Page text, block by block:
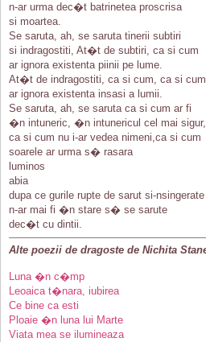
n-ar urma dec�t batrinetea proscrisa
si moartea.
Se saruta, ah, se saruta tinerii subtiri
si indragostiti, At�t de subtiri, ca si cum
ar ignora existenta piinii pe lume.
At�t de indragostiti, ca si cum, ca si cum
ar ignora existenta insasi a lumii.
Se saruta, ah, se saruta ca si cum ar fi
�n intuneric, �n intunericul cel mai sigur,
ca si cum nu i-ar vedea nimeni,ca si cum
soarele ar urma s� rasara
luminos
abia
dupa ce gurile rupte de sarut si-nsingerate
n-ar mai fi �n stare s� se sarute
dec�t cu dintii.
Alte poezii de dragoste de Nichita
Luna �n c�mp
Leoaica t�nara, iubirea
Ce bine ca esti
Ploaie �n luna lui Marte
Viata mea se ilumineaza